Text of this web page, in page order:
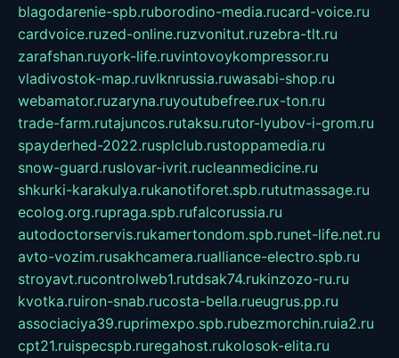
blagodarenie-spb.ruborodino-media.rucard-voice.ru
cardvoice.ruzed-online.ruzvonitut.ruzebra-tlt.ru
zarafshan.ruyork-life.ruvintovoykompressor.ru
vladivostok-map.ruvlknrussia.ruwasabi-shop.ru
webamator.ruzaryna.ruyoutubefree.rux-ton.ru
trade-farm.rutajuncos.rutaksu.rutor-lyubov-i-grom.ru
spayderhed-2022.rusplclub.rustoppamedia.ru
snow-guard.ruslovar-ivrit.rucleanmedicine.ru
shkurki-karakulya.rukanotiforet.spb.rututmassage.ru
ecolog.org.rupraga.spb.rufalcorussia.ru
autodoctorservis.rukamertondom.spb.runet-life.net.ru
avto-vozim.rusakhcamera.rualliance-electro.spb.ru
stroyavt.rucontrolweb1.rutdsak74.rukinzozo-ru.ru
kvotka.ruiron-snab.rucosta-bella.rueugrus.pp.ru
associaciya39.ruprimexpo.spb.rubezmorchin.ruia2.ru
cpt21.ruispecspb.ruregahost.rukolosok-elita.ru